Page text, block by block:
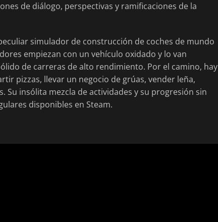
de diálogo, perspectivas y ramificaciones de la
simulador de construcción de coches de mundo
empiezan con un vehículo oxidado y lo van
de carreras de alto rendimiento. Por el camino, hay
pizzas, llevar un negocio de grúas, vender leña,
insólita mezcla de actividades y su progresión sin
disponibles en Steam.